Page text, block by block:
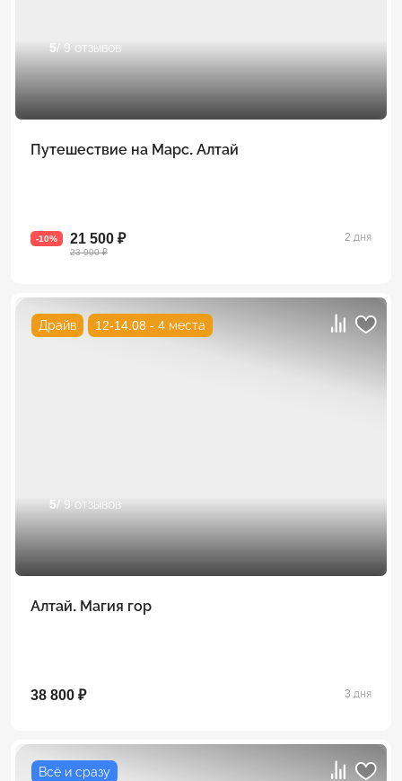
5/ 9 отзывов
Путешествие на Марс. Алтай
-10% 21 500 ₽
23 900 ₽
2 дня
Драйв 12-14.08 - 4 места
5/ 9 отзывов
Алтай. Магия гор
38 800 ₽ 3 дня
Всё и сразу